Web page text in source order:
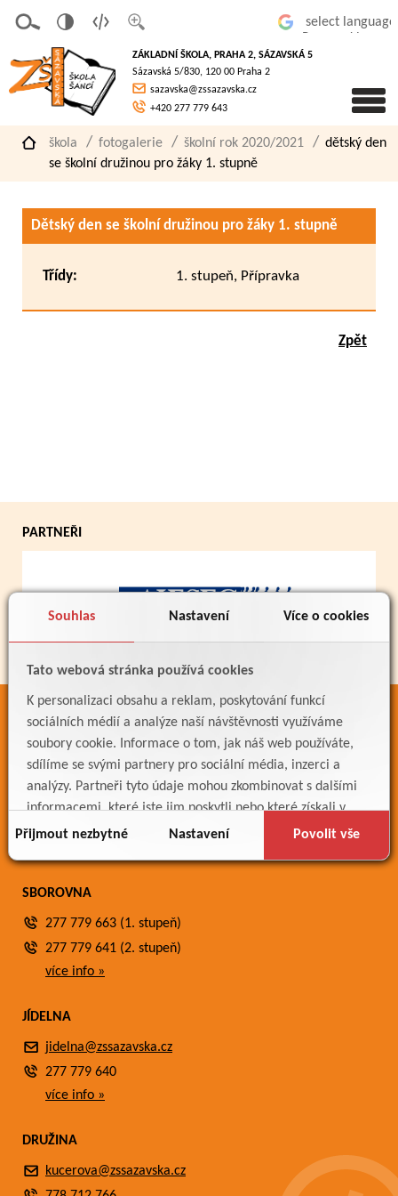
Souhlas Nastavení Více o cookies
Tato webová stránka používá cookies
K personalizaci obsahu a reklam, poskytování funkcí
sociálních médií a analýze naší návštěvnosti využíváme
soubory cookie. Informace o tom, jak náš web používáte,
sdílíme se svými partnery pro sociální média, inzerci a
analýzy. Partneři tyto údaje mohou zkombinovat s dalšími
informacemi, které jste jim poskytli nebo které získali v
důsledku toho, že používáte jejich služby.
Přijmout nezbytné Nastavení Povolit vše
písmo
á
verze
pro
slaboz
raké
ZÁKLADNÍ ŠKOLA, PRAHA 2, SÁZAVSKÁ 5
Sázavská 5/830, 120 00 Praha 2
sazavska@zssazavska.cz
+420 277 779 643
škola fotogalerie školní rok 2020/2021
dětský den
se školní družinou pro žáky 1. stupně
Dětský den se školní družinou pro žáky 1. stupně
Třídy: 1. stupeň, Přípravka
Zpět
PARTNEŘI
ODKAZY
Bakaláři
Jídelníček
Meteostanice
SBOROVNA
277 779 663 (1. stupeň)
277 779 641 (2. stupeň)
více info »
JÍDELNA
jidelna@zssazavska.cz
277 779 640
více info »
DRUŽINA
kucerova@zssazavska.cz